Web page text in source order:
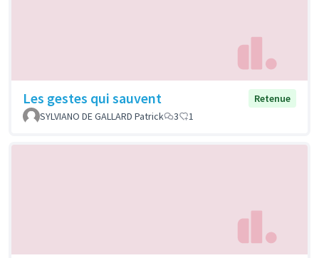
Les gestes qui sauvent
Retenue
SYLVIANO DE GALLARD Patrick
3 1